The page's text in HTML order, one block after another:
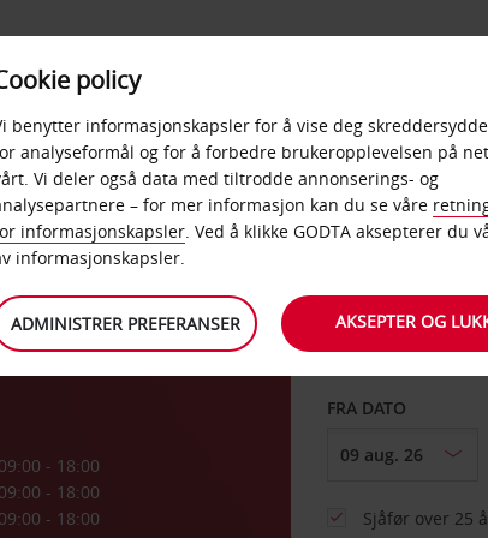
PRODUKTER
09:00 - 18:00
09:00 - 18:00
09:00 - 18:00
HENT FRA
Velg et annet
FRA DATO
Sjåfør over 25
policy
benytter informasjonskapsler for å vise deg
analyseformål og for å forbedre brukeropplevelsen på
Vi deler også data med tiltrodde annonserings- og
– for mer informasjon kan du se våre
informasjonskapsler. Ved å klikke GODTA aksepterer du
informasjonskapsler.
ADMINISTRER PREFERANSER AKSEPTER OG